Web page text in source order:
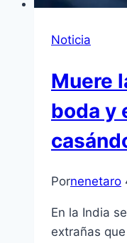
Noticia
Muere
boda y
Pornenetaro
En la India
extrañas